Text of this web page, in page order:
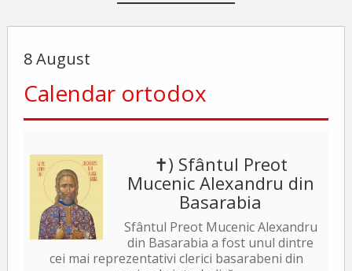
8 August
Calendar ortodox
✝) Sfântul Preot
Mucenic Alexandru din
Basarabia
Sfântul Preot Mucenic Alexandru
din Basarabia a fost unul dintre
cei mai reprezentativi clerici basarabeni din